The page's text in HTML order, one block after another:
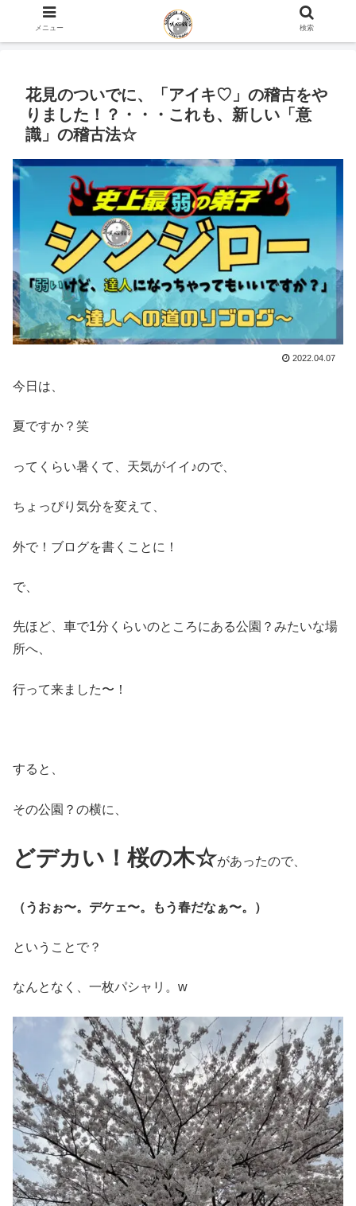
ホーム 史上最弱の弟子のブログ
花見のついでに、「アイキ♡」の稽古をや
りました！？・・・これも、新しい「意
識」の稽古法☆
2022.04.07
今日は、
夏ですか？笑
ってくらい暑くて、天気がイイ♪ので、
ちょっぴり気分を変えて、
外で！ブログを書くことに！
で、
先ほど、車で1分くらいのところにある公園？みたいな場
所へ、
行って来ました〜！
すると、
その公園？の横に、
どデカい！桜の木☆があったので、
（うおぉ〜。デケェ〜。もう春だなぁ〜。）
ということで？
なんとなく、一枚パシャリ。w
メニュー 検索